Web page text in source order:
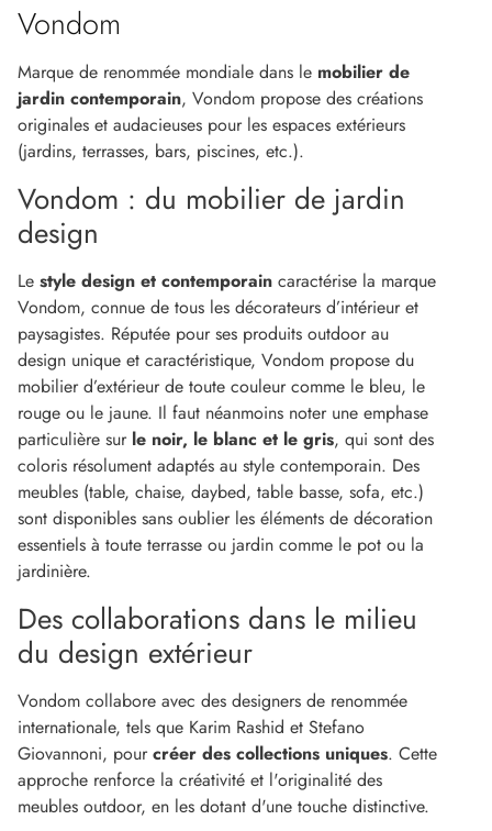
Vondom
Marque de renommée mondiale dans le mobilier de
jardin contemporain, Vondom propose des créations
originales et audacieuses pour les espaces extérieurs
(jardins, terrasses, bars, piscines, etc.).
Vondom : du mobilier de jardin
design
Le style design et contemporain caractérise la marque
Vondom, connue de tous les décorateurs d’intérieur et
paysagistes. Réputée pour ses produits outdoor au
design unique et caractéristique, Vondom propose du
mobilier d’extérieur de toute couleur comme le bleu, le
rouge ou le jaune. Il faut néanmoins noter une emphase
particulière sur le noir, le blanc et le gris, qui sont des
coloris résolument adaptés au style contemporain. Des
meubles (table, chaise, daybed, table basse, sofa, etc.)
sont disponibles sans oublier les éléments de décoration
essentiels à toute terrasse ou jardin comme le pot ou la
jardinière.
Des collaborations dans le milieu
du design extérieur
Vondom collabore avec des designers de renommée
internationale, tels que Karim Rashid et Stefano
Giovannoni, pour créer des collections uniques. Cette
approche renforce la créativité et l'originalité des
meubles outdoor, en les dotant d'une touche distinctive.